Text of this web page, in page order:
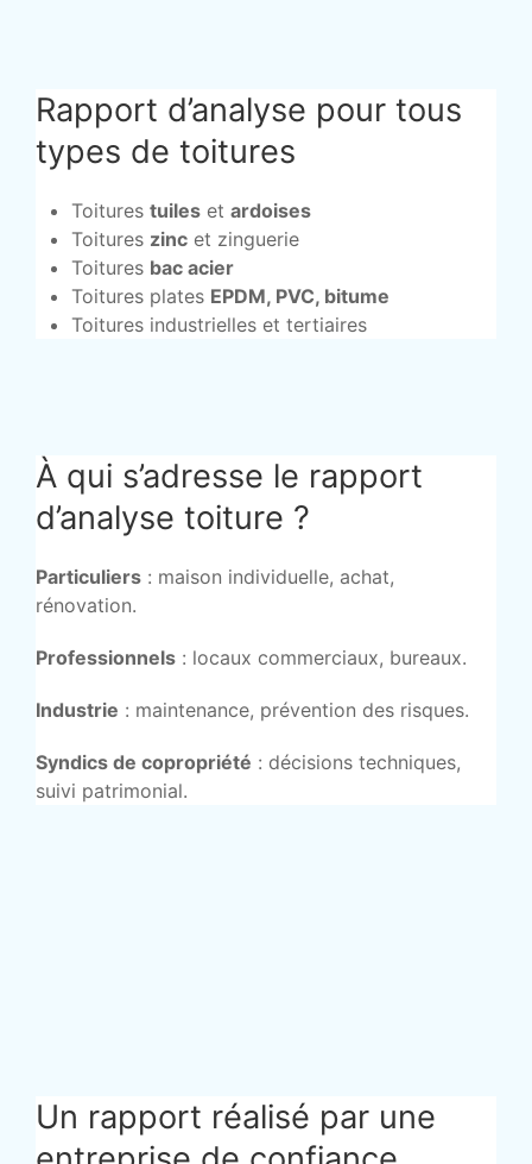
Rapport d’analyse pour tous
types de toitures
Toitures tuiles et ardoises
Toitures zinc et zinguerie
Toitures bac acier
Toitures plates EPDM, PVC, bitume
Toitures industrielles et tertiaires
À qui s’adresse le rapport
d’analyse toiture ?
Particuliers : maison individuelle, achat,
rénovation.
Professionnels : locaux commerciaux, bureaux.
Industrie : maintenance, prévention des risques.
Syndics de copropriété : décisions techniques,
suivi patrimonial.
Un rapport réalisé par une